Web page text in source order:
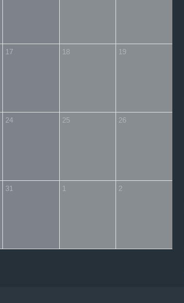
17 18 19
24 25 26
31 1 2